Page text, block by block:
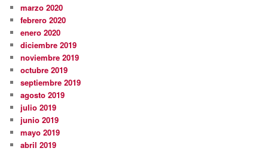
marzo 2020
febrero 2020
enero 2020
diciembre 2019
noviembre 2019
octubre 2019
septiembre 2019
agosto 2019
julio 2019
junio 2019
mayo 2019
abril 2019